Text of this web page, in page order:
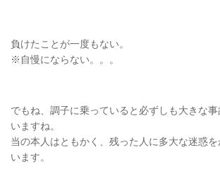
負けたことが一度もない。
※自慢にならない。。。
でもね、調子に乗っていると必ずしも大きな
いますね。
当の本人はともかく、残った人に多大な迷惑
います。